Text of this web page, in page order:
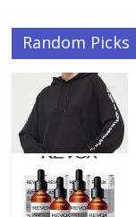
Random Picks